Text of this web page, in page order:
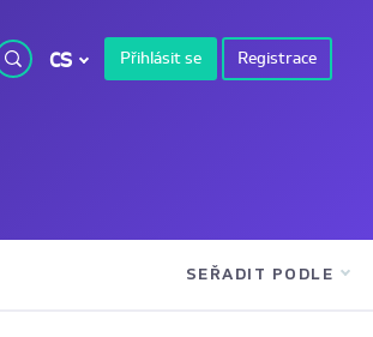
CS Přihlásit se Registrace
SEŘADIT PODLE